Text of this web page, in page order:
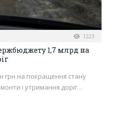
1223
1,7 млрд на
грн на покращення стану
і утримання доріг…